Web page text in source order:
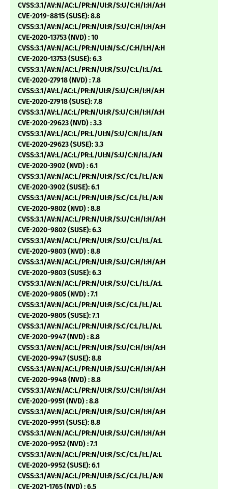
CVSS:3.1/AV:N/AC:L/PR:N/UI:R/S:U/C:H/I:H/A:H
CVE-2019-8815 (SUSE): 8.8
CVSS:3.1/AV:N/AC:L/PR:N/UI:R/S:U/C:H/I:H/A:H
CVE-2020-13753 (NVD) : 10
CVSS:3.1/AV:N/AC:L/PR:N/UI:N/S:C/C:H/I:H/A:H
CVE-2020-13753 (SUSE): 6.3
CVSS:3.1/AV:N/AC:L/PR:N/UI:R/S:U/C:L/I:L/A:L
CVE-2020-27918 (NVD) : 7.8
CVSS:3.1/AV:L/AC:L/PR:N/UI:R/S:U/C:H/I:H/A:H
CVE-2020-27918 (SUSE): 7.8
CVSS:3.1/AV:L/AC:L/PR:N/UI:R/S:U/C:H/I:H/A:H
CVE-2020-29623 (NVD) : 3.3
CVSS:3.1/AV:L/AC:L/PR:L/UI:N/S:U/C:N/I:L/A:N
CVE-2020-29623 (SUSE): 3.3
CVSS:3.1/AV:L/AC:L/PR:L/UI:N/S:U/C:N/I:L/A:N
CVE-2020-3902 (NVD) : 6.1
CVSS:3.1/AV:N/AC:L/PR:N/UI:R/S:C/C:L/I:L/A:N
CVE-2020-3902 (SUSE): 6.1
CVSS:3.1/AV:N/AC:L/PR:N/UI:R/S:C/C:L/I:L/A:N
CVE-2020-9802 (NVD) : 8.8
CVSS:3.1/AV:N/AC:L/PR:N/UI:R/S:U/C:H/I:H/A:H
CVE-2020-9802 (SUSE): 6.3
CVSS:3.1/AV:N/AC:L/PR:N/UI:R/S:U/C:L/I:L/A:L
CVE-2020-9803 (NVD) : 8.8
CVSS:3.1/AV:N/AC:L/PR:N/UI:R/S:U/C:H/I:H/A:H
CVE-2020-9803 (SUSE): 6.3
CVSS:3.1/AV:N/AC:L/PR:N/UI:R/S:U/C:L/I:L/A:L
CVE-2020-9805 (NVD) : 7.1
CVSS:3.1/AV:N/AC:L/PR:N/UI:R/S:C/C:L/I:L/A:L
CVE-2020-9805 (SUSE): 7.1
CVSS:3.1/AV:N/AC:L/PR:N/UI:R/S:C/C:L/I:L/A:L
CVE-2020-9947 (NVD) : 8.8
CVSS:3.1/AV:N/AC:L/PR:N/UI:R/S:U/C:H/I:H/A:H
CVE-2020-9947 (SUSE): 8.8
CVSS:3.1/AV:N/AC:L/PR:N/UI:R/S:U/C:H/I:H/A:H
CVE-2020-9948 (NVD) : 8.8
CVSS:3.1/AV:N/AC:L/PR:N/UI:R/S:U/C:H/I:H/A:H
CVE-2020-9951 (NVD) : 8.8
CVSS:3.1/AV:N/AC:L/PR:N/UI:R/S:U/C:H/I:H/A:H
CVE-2020-9951 (SUSE): 8.8
CVSS:3.1/AV:N/AC:L/PR:N/UI:R/S:U/C:H/I:H/A:H
CVE-2020-9952 (NVD) : 7.1
CVSS:3.1/AV:N/AC:L/PR:N/UI:R/S:C/C:L/I:L/A:L
CVE-2020-9952 (SUSE): 6.1
CVSS:3.1/AV:N/AC:L/PR:N/UI:R/S:C/C:L/I:L/A:N
CVE-2021-1765 (NVD) : 6.5